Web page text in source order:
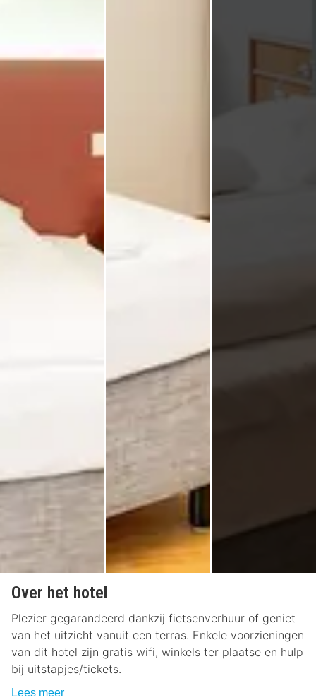
Over het hotel
Plezier gegarandeerd dankzij fietsenverhuur of geniet
van het uitzicht vanuit een terras. Enkele voorzieningen
van dit hotel zijn gratis wifi, winkels ter plaatse en hulp
bij uitstapjes/tickets.
Lees meer